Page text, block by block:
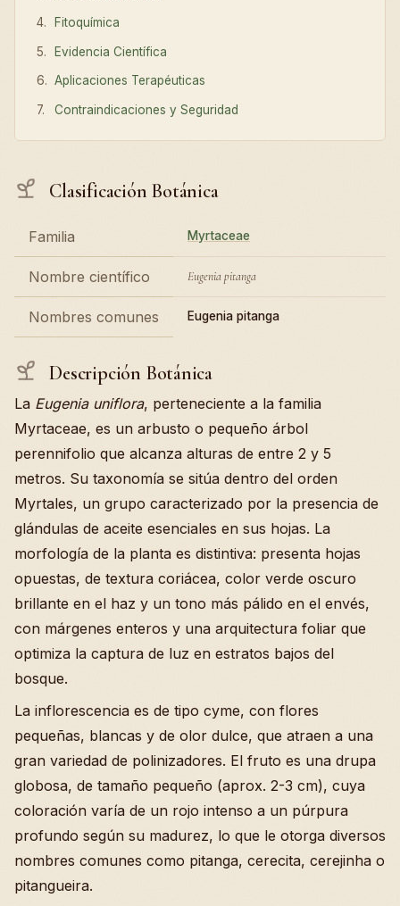
Fitoquímica
Evidencia Científica
Aplicaciones Terapéuticas
Contraindicaciones y Seguridad
Clasificación Botánica
Familia Myrtaceae
Nombre científico Eugenia pitanga
Nombres comunes Eugenia pitanga
Descripción Botánica
La Eugenia uniflora, perteneciente a la familia
Myrtaceae, es un arbusto o pequeño árbol
perennifolio que alcanza alturas de entre 2 y 5
metros. Su taxonomía se sitúa dentro del orden
Myrtales, un grupo caracterizado por la presencia de
glándulas de aceite esenciales en sus hojas. La
morfología de la planta es distintiva: presenta hojas
opuestas, de textura coriácea, color verde oscuro
brillante en el haz y un tono más pálido en el envés,
con márgenes enteros y una arquitectura foliar que
optimiza la captura de luz en estratos bajos del
bosque.
La inflorescencia es de tipo cyme, con flores
pequeñas, blancas y de olor dulce, que atraen a una
gran variedad de polinizadores. El fruto es una drupa
globosa, de tamaño pequeño (aprox. 2-3 cm), cuya
coloración varía de un rojo intenso a un púrpura
profundo según su madurez, lo que le otorga diversos
nombres comunes como pitanga, cerecita, cerejinha o
pitangueira.